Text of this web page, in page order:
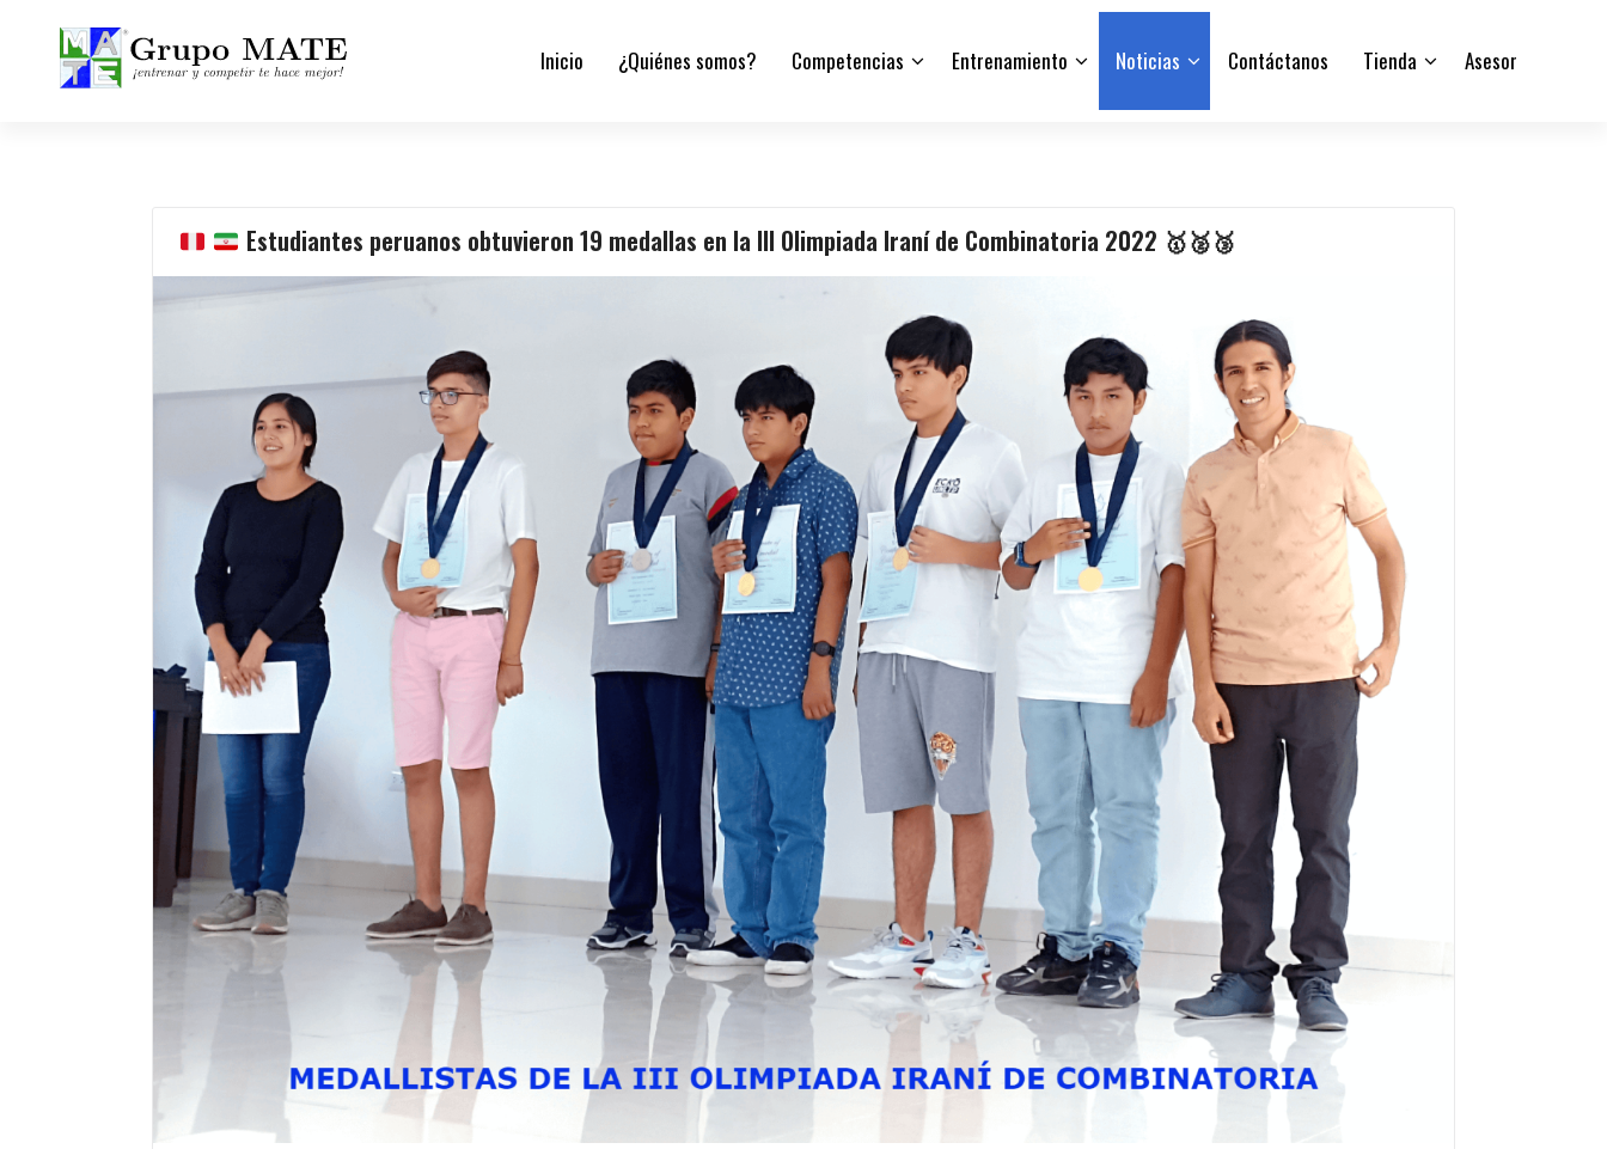
Inicio ¿Quiénes somos? Competencias Entrenamiento Noticias Contáctanos Tienda Asesor
Estudiantes peruanos obtuvieron 19 medallas en la III Olimpiada Iraní de Combinatoria 2022 🥇🥈🥉